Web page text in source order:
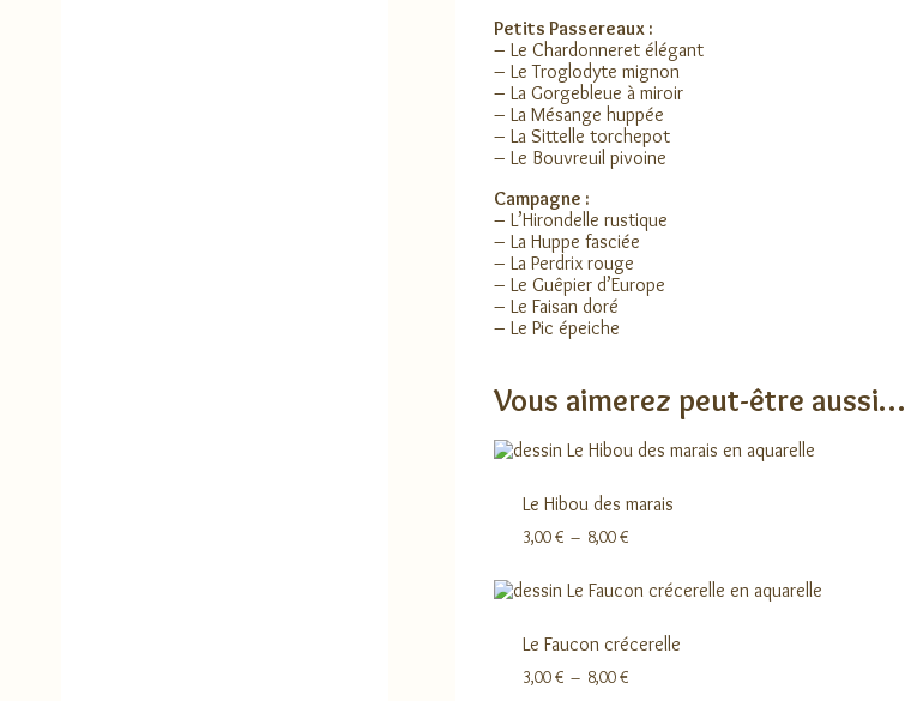
Petits Passereaux :
– Le Chardonneret élégant
– Le Troglodyte mignon
– La Gorgebleue à miroir
– La Mésange huppée
– La Sittelle torchepot
– Le Bouvreuil pivoine
Campagne :
– L’Hirondelle rustique
– La Huppe fasciée
– La Perdrix rouge
– Le Guêpier d’Europe
– Le Faisan doré
– Le Pic épeiche
Vous aimerez peut-être aussi…
Le Hibou des marais
3,00€ – 8,00€Plage
3,00 €
Le Faucon crécerelle
3,00€ – 8,00€Plage